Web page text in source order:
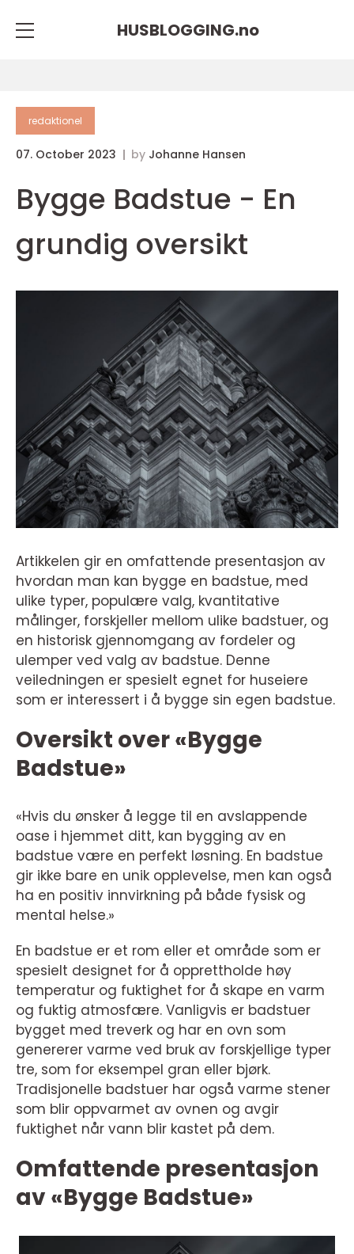
HUSBLOGGING.no
redaktionel
07. October 2023 by Johanne Hansen
Bygge Badstue - En
grundig oversikt
Artikkelen gir en omfattende presentasjon av
hvordan man kan bygge en badstue, med
ulike typer, populære valg, kvantitative
målinger, forskjeller mellom ulike badstuer, og
en historisk gjennomgang av fordeler og
ulemper ved valg av badstue. Denne
veiledningen er spesielt egnet for huseiere
som er interessert i å bygge sin egen badstue.
Oversikt over «Bygge
Badstue»
«Hvis du ønsker å legge til en avslappende
oase i hjemmet ditt, kan bygging av en
badstue være en perfekt løsning. En badstue
gir ikke bare en unik opplevelse, men kan også
ha en positiv innvirkning på både fysisk og
mental helse.»
En badstue er et rom eller et område som er
spesielt designet for å opprettholde høy
temperatur og fuktighet for å skape en varm
og fuktig atmosfære. Vanligvis er badstuer
bygget med treverk og har en ovn som
genererer varme ved bruk av forskjellige typer
tre, som for eksempel gran eller bjørk.
Tradisjonelle badstuer har også varme stener
som blir oppvarmet av ovnen og avgir
fuktighet når vann blir kastet på dem.
Omfattende presentasjon
av «Bygge Badstue»